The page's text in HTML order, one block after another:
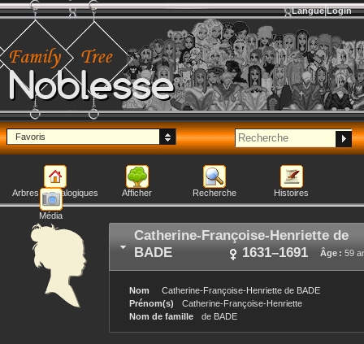
Noblesse
Langue Login
Favoris
Arbres généalogiques Afficher Recherche Histoires
Média
Catherine-Françoise-Henriette de
BADE
Âge : 59
1631–1691
Nom Catherine-Françoise-Henriette de BADE
Prénom(s)
Catherine-Françoise-Henriette
Nom de famille
de BADE